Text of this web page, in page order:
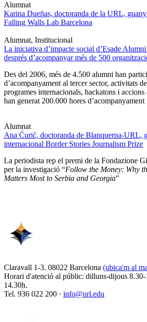
Alumnat
Karina Dueñas, doctoranda de la URL,
Falling Walls Lab Barcelona
Alumnat, Institucional
La iniciativa d’impacte social d’Esade
després d’acompanyar més de 500
Des del 2006, més de 4.500 alumni han
d’acompanyament al tercer sector, activitats
programes internacionals, hackatons i accions
han generat 200.000 hores d’acompanyament
Alumnat
Ana Ćurić, doctoranda de Blanquerna-URL,
internacional Border Stories Journalism Prize
La periodista rep el premi de la Fondazione
per la investigació “Follow the Money: Why
Matters Most to Serbia and Georgia”
Claravall 1-3. 08022 Barcelona (ubica'm al
Horari d'atenció al públic: dilluns-dijous
14.30h.
Tel. 936 022 200 · info@url.edu